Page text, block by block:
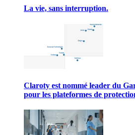
La vie, sans interruption.
Claroty est nommé leader du
pour les plateformes de